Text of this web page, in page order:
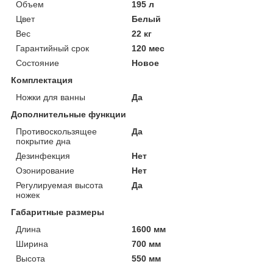
Объем
195 л
Цвет
Белый
Вес
22 кг
Гарантийный срок
120 мес
Состояние
Новое
Комплектация
Ножки для ванны
Да
Дополнительные функции
Противоскользящее
покрытие дна
Да
Дезинфекция
Нет
Озонирование
Нет
Регулируемая высота
ножек
Да
Габаритные размеры
Длина
1600 мм
Ширина
700 мм
Высота
550 мм